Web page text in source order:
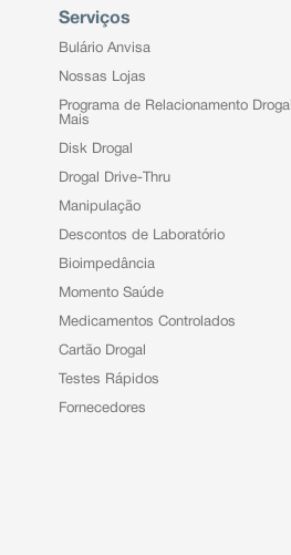
Serviços
Bulário Anvisa
Nossas Lojas
Programa de Relacionamento Drogal
Mais
Disk Drogal
Drogal Drive-Thru
Manipulação
Descontos de Laboratório
Bioimpedância
Momento Saúde
Medicamentos Controlados
Cartão Drogal
Testes Rápidos
Fornecedores